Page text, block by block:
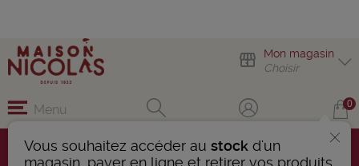
Mon magasin
Choisir
Vous souhaitez accéder au stock d'un
magasin, payer en ligne et retirer vos produits
Menu 0